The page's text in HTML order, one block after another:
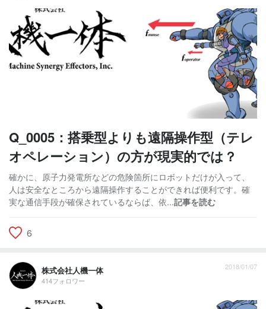
Q_0005：搭乗型よりも遠隔操作型（テレ
オペレーション）の方が現実的では？
確かに、原子力発電所などの危険箇所にロボットだけが入って、
人は安全なところから遠隔操作することができれば便利です。確
実な通信手段が確保されているならば、依...記事を読む
6
株式会社人機一体
414フォロワー
2018/01/07